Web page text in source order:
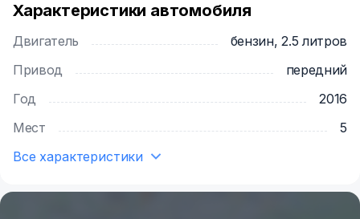
Характеристики автомобиля
Двигатель
бензин, 2.5 литров
Привод
передний
Год
2016
Мест
5
Все характеристики